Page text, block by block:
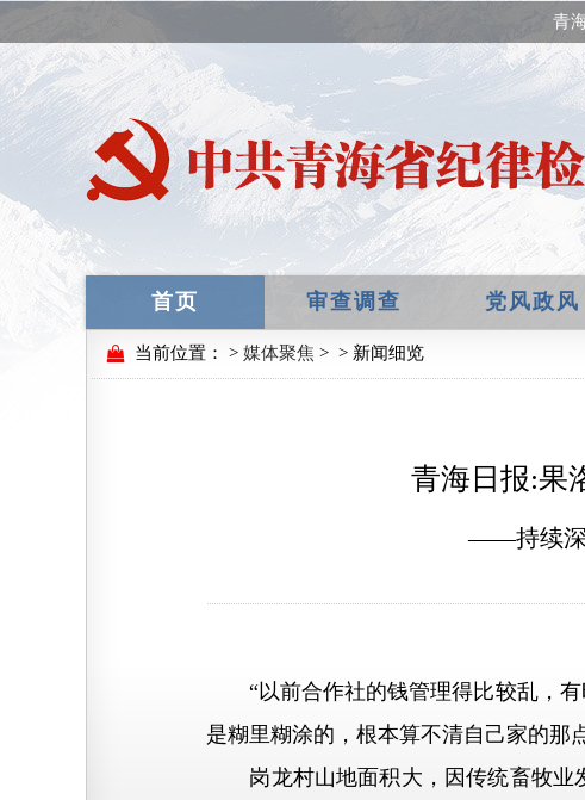
青
首页 审查调查 党风政风
当前位置： > 媒体聚焦 > > 新闻细览
青海日报:果
——持续深
“以前合作社的钱管理得比较乱，有
是糊里糊涂的，根本算不清自己家的那
岗龙村山地面积大，因传统畜牧业发